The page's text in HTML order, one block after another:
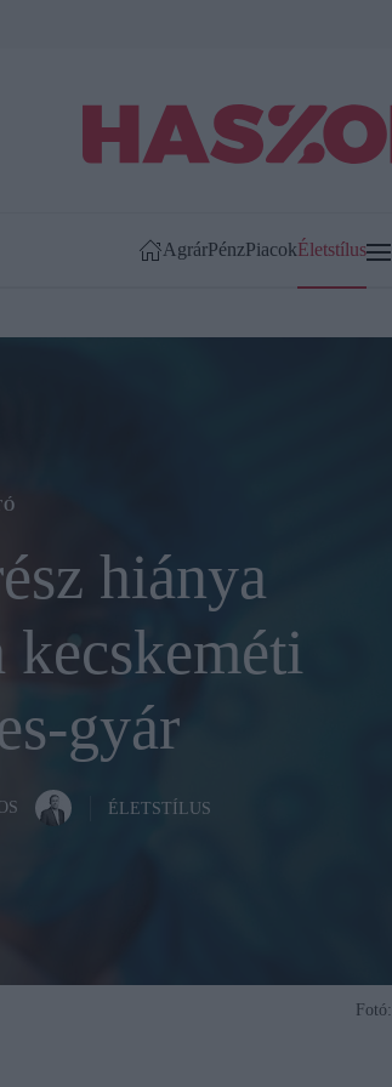
AgrárPénzPiacokÉletstílus
hiánya
gyár
ÉLETSTÍLUS
Fotó: